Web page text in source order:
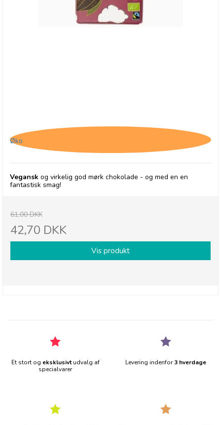
Øko
Vegansk og virkelig god mørk chokolade - og med en en
fantastisk smag!
61,00 DKK
42,70 DKK
Vis produkt
Et stort og eksklusivtudvalg af
specialvarer
Levering indenfor3 hverdage